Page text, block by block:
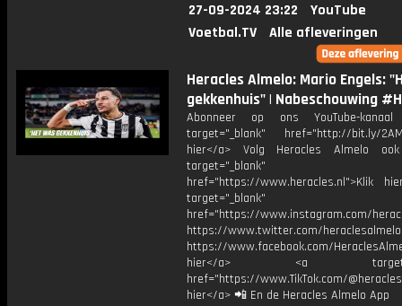
27-09-2024 23:22
YouTube
Voetbal.TV
Alle afleveringen
Heracles Almelo: Mario Engels:
gekkenhuis" | Nabeschouwing
Abonneer op ons YouTube-
target="_blank" href="http://bit.ly/
hier</a> Volg Heracles Almelo
target="_blank"
href="https://www.heracles.nl">Klik
target="_blank"
href="https://www.instagram.com/
https://www.twitter.com/heraclesalmelo
https://www.facebook.com/
hier</a> <a
href="https://www.TikTok.com/
hier</a> 📲 En de Heracles Almelo App